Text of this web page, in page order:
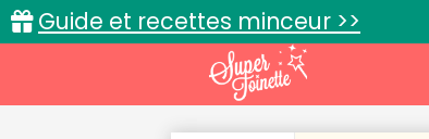
Guide et recettes minceur >>